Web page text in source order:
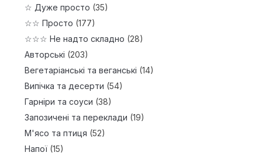
☆ Дуже просто (35)
☆☆ Просто (177)
☆☆☆ Не надто складно (28)
Авторські (203)
Вегетаріанські та веганські (14)
Випічка та десерти (54)
Гарніри та соуси (38)
Запозичені та переклади (19)
М'ясо та птиця (52)
Напої(15)